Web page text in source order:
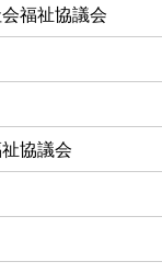
福祉協議会
協議会